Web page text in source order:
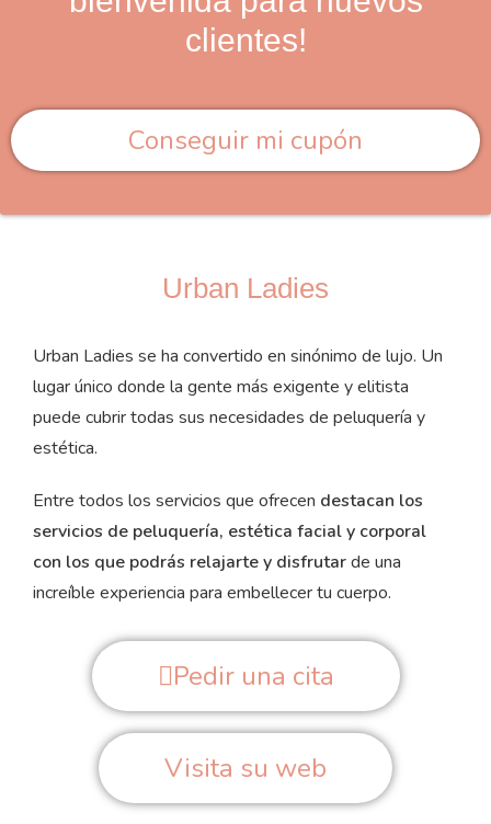
clientes!
Conseguir mi cupón
Urban Ladies
Urban Ladies se ha convertido en sinónimo de lujo. Un
lugar único donde la gente más exigente y elitista
puede cubrir todas sus necesidades de peluquería y
estética.
Entre todos los servicios que ofrecen destacan los
servicios de peluquería, estética facial y corporal
con los que podrás relajarte y disfrutarde una
increíble experiencia para embellecer tu cuerpo.
Pedir una cita
Visita su web